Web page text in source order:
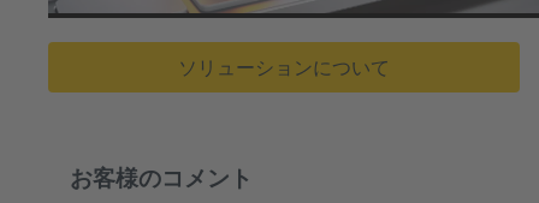
ソリューションについて
お客様のコメント